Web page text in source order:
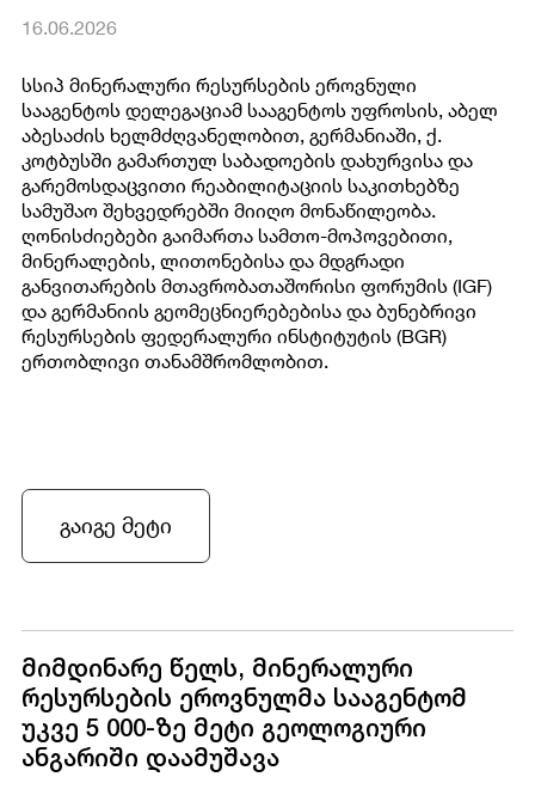
16.06.2026
სსიპ მინერალური რესურსების ეროვნული
სააგენტოს დელეგაციამ სააგენტოს უფროსის, აბელ
აბესაძის ხელმძღვანელობით, გერმანიაში, ქ.
კოტბუსში გამართულ საბადოების დახურვისა და
გარემოსდაცვითი რეაბილიტაციის საკითხებზე
სამუშაო შეხვედრებში მიიღო მონაწილეობა.
ღონისძიებები გაიმართა სამთო-მოპოვებითი,
მინერალების, ლითონებისა და მდგრადი
განვითარების მთავრობათაშორისი ფორუმის (IGF)
და გერმანიის გეომეცნიერებებისა და ბუნებრივი
რესურსების ფედერალური ინსტიტუტის (BGR)
ერთობლივი თანამშრომლობით.
გაიგე მეტი
მიმდინარე წელს, მინერალური
რესურსების ეროვნულმა სააგენტომ
უკვე 5 000-ზე მეტი გეოლოგიური
ანგარიში დაამუშავა